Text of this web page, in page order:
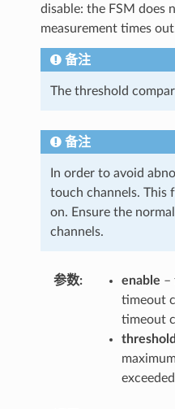
disable: the FSM does
measurement times
备注
The threshold
备注
In order to avoid
touch channels. This
on. Ensure the
channels.
参数 enable –
timeout
timeout
threshold